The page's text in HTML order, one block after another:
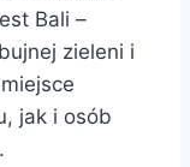
Bali –
zieleni i
jak i osób